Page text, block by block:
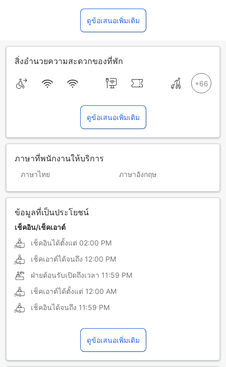
ดูข้อเสนอเพิ่มเติม
สิ่งอำนวยความสะดวกของที่พัก
ดูข้อเสนอเพิ่มเติม
ภาษาที่พนักงานให้บริการ
ภาษาไทย ภาษาอังกฤษ
ข้อมูลที่เป็นประโยชน์
เช็คอิน/เช็คเอาต์
เช็คอินได้ตั้งแต่ 02:00 PM
เช็คเอาต์ได้จนถึง 12:00 PM
ฝ่ายต้อนรับเปิดถึงเวลา 11:59 PM
เช็คเอาต์ได้ตั้งแต่ 12:00 AM
เช็คอินได้จนถึง 11:59 PM
ดูข้อเสนอเพิ่มเติม